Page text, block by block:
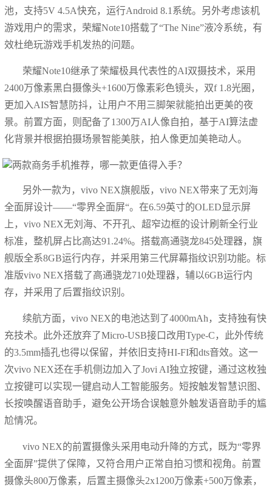
池，支持5V 4.5A快充，运行Android 8.1系统。另外考虑该机
游戏用户的需求，荣耀Note10搭载了“The Nine”液冷系统，有
效杜绝玩游戏手机发热的问题。
荣耀Note10继承了荣耀极具代表性的AI双摄技术，采用
2400万像素黑白摄像头+1600万像素彩色镜头，双f 1.8光圈，
更加入AIS智慧防抖，让用户不用三脚架就能拍出更美的夜
景。前置方面，则配备了1300万AI人像自拍，基于AI算法虚
化背景并根据拍摄场景智能美肤，拍人像更加美艳动人。
另外一款为，vivo NEX旗舰版，vivo NEX带来了无刘海
全面屏设计——“零界全面屏“。在6.59英寸的OLED显示屏
上，vivo NEX无刘海、不开孔、超窄边框的设计刷新全行业
标准，整机屏占比高达91.24%。搭载高通骁龙845处理器，旗
舰版全系8GB运行内存，并采用第三代屏幕指纹识别功能。标
准版vivo NEX搭载了高通骁龙710处理器，辅以6GB运行内
存，并采用了后置指纹识别。
续航方面，vivo NEX的电池达到了4000mAh，支持独有快
充技术。此外还放弃了Micro-USB接口改用Type-C，此外传统
的3.5mm插孔也得以保留，并依旧支持HI-FI和dts音效。这一
次vivo NEX还在手机侧边加入了Jovi AI独立按键，通过这枚独
立按键可以实现一键启动人工智能服务。短按触发智慧识图、
长按唤醒语音助手，避免公开场合误触意外触发语音助手的尴
尬情况。
vivo NEX的前置摄像头采用电动升降的方式，既为“零界
全面屏”提供了保障，又符合用户正常自拍习惯和视角。前置
摄像头800万像素，后置主摄像头2x1200万像素+500万像素，